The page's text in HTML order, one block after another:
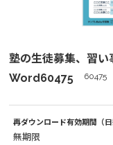
塾の生徒募集、習い
Word60475
60475
再ダウンロード有効期間（日
無期限